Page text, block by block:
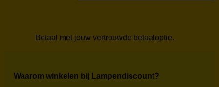
Betaal met jouw vertrouwde betaaloptie.
Waarom winkelen bij Lampendiscount?